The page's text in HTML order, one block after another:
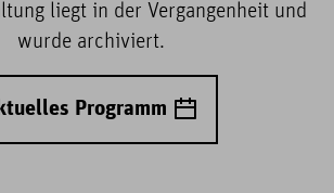
liegt in der Vergangenheit und
wurde archiviert.
Programm